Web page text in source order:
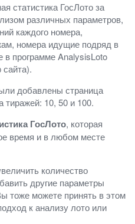
статистика ГосЛото за
различных параметров,
каждого номера,
номера идущие подряд в
в программе AnalysisLoto
добавлены страница
тиражей: 10, 50 и 100.
ГосЛото, которая
время и в любом месте
количество
другие параметры
тоже можете принять в этом
к анализу лото или